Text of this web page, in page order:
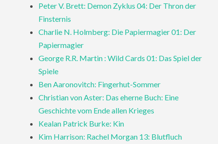
Peter V. Brett: Demon Zyklus 04: Der Thron der
Finsternis
Charlie N. Holmberg: Die Papiermagier 01: Der
Papiermagier
George R.R. Martin : Wild Cards 01: Das Spiel der
Spiele
Ben Aaronovitch: Fingerhut-Sommer
Christian von Aster: Das eherne Buch: Eine
Geschichte vom Ende allen Krieges
Kealan Patrick Burke: Kin
Kim Harrison: Rachel Morgan 13: Blutfluch